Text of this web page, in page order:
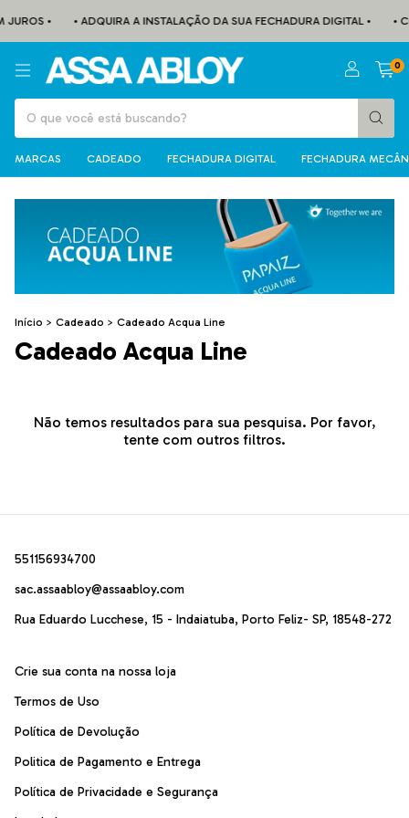
JUROS • • ADQUIRA A INSTALAÇÃO DA SUA FECHADURA DIGITAL • •
0
MARCAS CADEADO FECHADURA DIGITAL FECHADURA
Início > Cadeado > Cadeado Acqua Line
Cadeado Acqua Line
Não temos resultados para sua pesquisa. Por favor,
tente com outros filtros.
551156934700
sac.assaabloy@assaabloy.com
Rua Eduardo Lucchese, 15 - Indaiatuba, Porto Feliz- SP, 18548-272
Crie sua conta na nossa loja
Termos de Uso
Política de Devolução
Politica de Pagamento e Entrega
Política de Privacidade e Segurança